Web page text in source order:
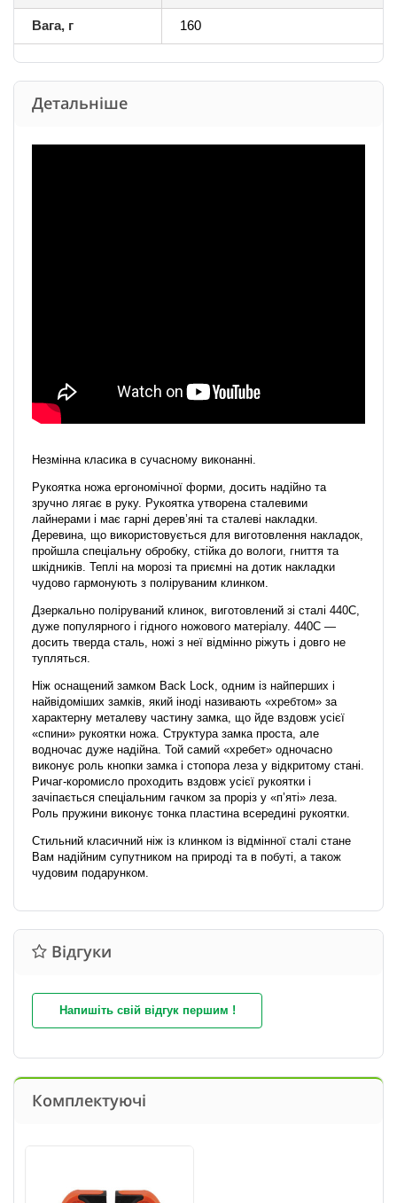
Вага, г 160
Детальніше
Незмінна класика в сучасному виконанні.
Рукоятка ножа ергономічної форми, досить надійно та
зручно лягає в руку. Рукоятка утворена сталевими
лайнерами і має гарні дерев’яні та сталеві накладки.
Деревина, що використовується для виготовлення накладок,
пройшла спеціальну обробку, стійка до вологи, гниття та
шкідників. Теплі на морозі та приємні на дотик накладки
чудово гармонують з поліруваним клинком.
Дзеркально поліруваний клинок, виготовлений зі сталі 440С,
дуже популярного і гідного ножового матеріалу. 440С —
досить тверда сталь, ножі з неї відмінно ріжуть і довго не
тупляться.
Ніж оснащений замком Back Lock, одним із найперших і
найвідоміших замків, який іноді називають «хребтом» за
характерну металеву частину замка, що йде вздовж усієї
«спини» рукоятки ножа. Структура замка проста, але
водночас дуже надійна. Той самий «хребет» одночасно
виконує роль кнопки замка і стопора леза у відкритому стані.
Ричаг-коромисло проходить вздовж усієї рукоятки і
зачіпається спеціальним гачком за проріз у «п’яті» леза.
Роль пружини виконує тонка пластина всередині рукоятки.
Стильний класичний ніж із клинком із відмінної сталі стане
Вам надійним супутником на природі та в побуті, а також
чудовим подарунком.
Відгуки
Напишіть свій відгук першим !
Комплектуючі